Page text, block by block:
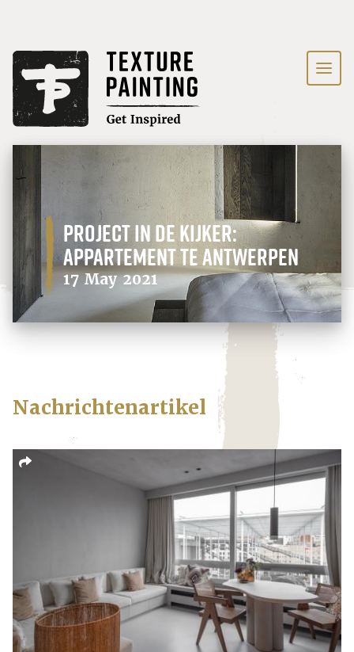
Project in de kijker:
Appartement te Antwerpen
17 May 2021
Nachrichtenartikel